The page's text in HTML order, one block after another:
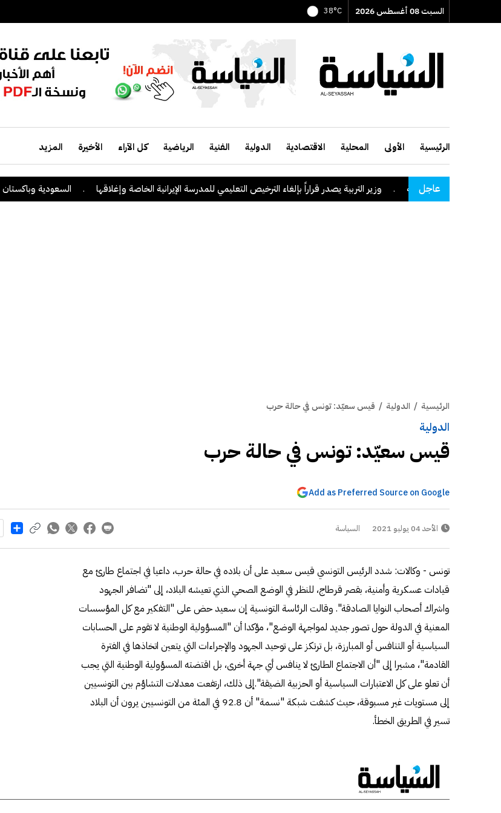
السبت 08 أغسطس 2026 38°C
الرئيسية الأولى المحلية الاقتصادية الدولية الفنية الرياضية كل الآراء الأخيرة المزيد
عاجل
نجران السعودية وزير التربية يصدر قراراً بإلغاء الترخيص التعليمي للمدرسة الإيرانية الخاصة وإغلاقها . السعودية وباكستان
الرئيسية / الدولية / قيس سعيّد: تونس في حالة حرب
الدولية
قيس سعيّد: تونس في حالة حرب
Add as Preferred Source on Google
الأحد 04 يوليو 2021 السياسة
تونس - وكالات: شدد الرئيس التونسي قيس سعيد على أن بلاده في حالة حرب، داعيا في اجتماع طارئ مع
قيادات عسكرية وأمنية، بقصر قرطاج، للنظر في الوضع الصحي الذي تعيشه البلاد، إلى "تضافر الجهود
واشراك أصحاب النوايا الصادقة". وقالت الرئاسة التونسية إن سعيد حض على "التفكير مع كل المؤسسات
المعنية في الدولة حول تصور جديد لمواجهة الوضع"، مؤكدا أن "المسؤولية الوطنية لا تقوم على الحسابات
السياسية أو التنافس أو المبارزة، بل ترتكز على توحيد الجهود والإجراءات التي يتعين اتخاذها في الفترة
القادمة"، مشيرا إلى "أن الاجتماع الطارئ لا ينافس أي جهة أخرى، بل اقتضته المسؤولية الوطنية التي يجب
أن تعلو على كل الاعتبارات السياسية أو الحزبية الضيقة".إلى ذلك، ارتفعت معدلات التشاؤم بين التونسيين
إلى مستويات غير مسبوقة، حيث كشفت شبكة "نسمة" أن 92.8 في المئة من التونسيين يرون أن البلاد
تسير في الطريق الخطأ.